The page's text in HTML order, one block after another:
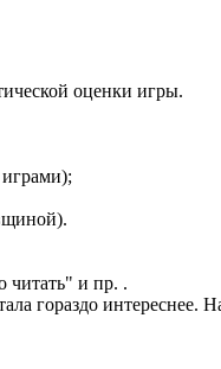
оценки игры.
читать" и пр. .
гораздо интереснее.